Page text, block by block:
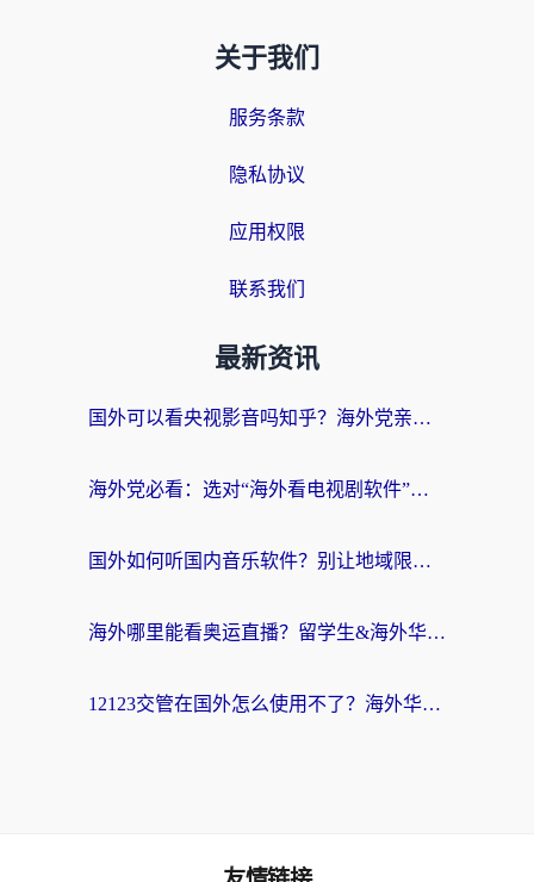
关于我们
服务条款
隐私协议
应用权限
联系我们
最新资讯
国外可以看央视影音吗知乎？海外党亲测有效的回国加速方案
海外党必看：选对“海外看电视剧软件”，再也不用愁国内剧刷不了
国外如何听国内音乐软件？别让地域限制，断了你的中文歌单
海外哪里能看奥运直播？留学生&海外华人必看的体育赛事观赛终极指南
12123交管在国外怎么使用不了？海外华人必看的无缝访问国内资源指南